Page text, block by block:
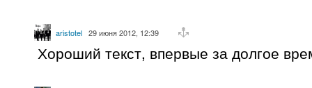
aristotel 29 июня 2012, 12:39
Хороший текст, впервые за долгое